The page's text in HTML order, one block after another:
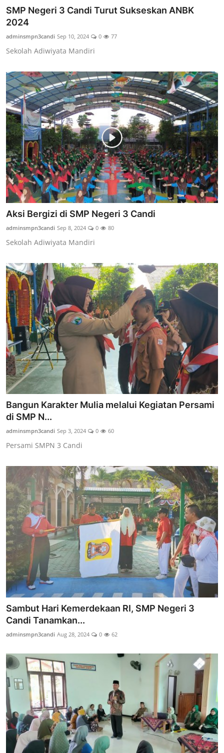
SMP Negeri 3 Candi Turut Sukseskan ANBK
2024
adminsmpn3candi Sep 10, 2024 0 77
Sekolah Adiwiyata Mandiri
Aksi Bergizi di SMP Negeri 3 Candi
adminsmpn3candi Sep 8, 2024 0 80
Sekolah Adiwiyata Mandiri
Bangun Karakter Mulia melalui Kegiatan Persami
di SMP N...
adminsmpn3candi Sep 3, 2024 0 60
Persami SMPN 3 Candi
Sambut Hari Kemerdekaan RI, SMP Negeri 3
Candi Tanamkan...
adminsmpn3candi Aug 28, 2024 0 62